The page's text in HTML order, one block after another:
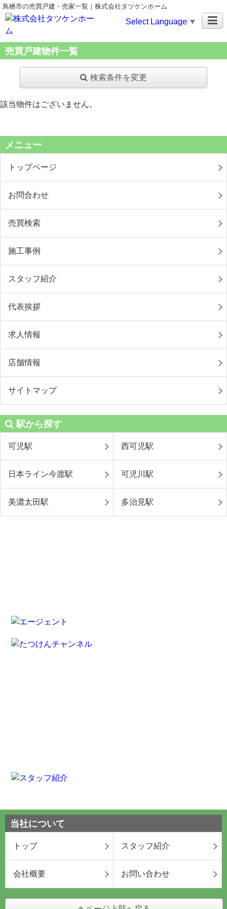
鳥栖市の売買戸建・売家一覧｜株式会社タツケンホーム
Select Language ▼
売買戸建物件一覧
検索条件を変更
該当物件はございません。
メニュー
トップページ
お問合わせ
売買検索
施工事例
スタッフ紹介
代表挨拶
求人情報
店舗情報
サイトマップ
駅から探す
可児駅 西可児駅
日本ライン今渡駅 可児川駅
美濃太田駅 多治見駅
当社について
トップ スタッフ紹介
会社概要 お問い合わせ